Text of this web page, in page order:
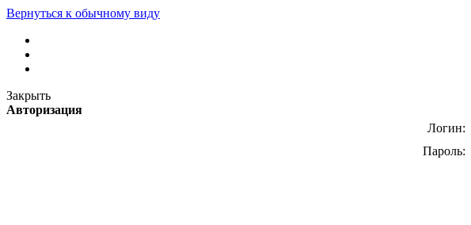
Вернуться к обычному виду
Закрыть
Авторизация
Логин:
Пароль: